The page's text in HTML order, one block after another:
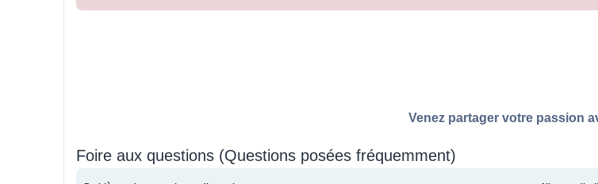
Venez partager votre passion
Foire aux questions (Questions posées fréquemment)